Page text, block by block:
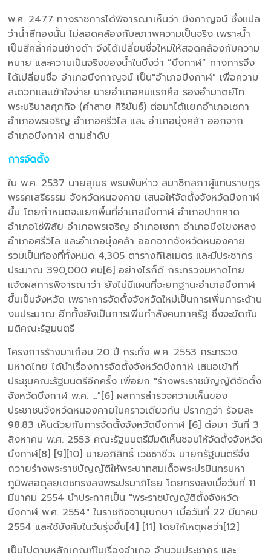
พ.ศ. 2477 ทางราชการได้พิจารณาเห็นว่า บึงกาญจน์ ซึ่งแปล
ว่าน้ำสีทองนั้น ไม่สอดคล้องกับสภาพความเป็นจริง เพราะน้ำ
เป็นสีคล้ำค่อนข้างดำ จึงได้เปลี่ยนชื่อใหม่ให้สอดคล้องกับความ
หมาย และความเป็นจริงของน้ำในบึงว่า “บึงกาฬ” ทางการจึง
ได้เปลี่ยนชื่อ อำเภอบึงกาญจน์ เป็น"อำเภอบึงกาฬ" เพื่อความ
สะดวกและเข้าใจง่าย นายอำเภอคนแรกคือ รองอำมาตย์โท
พระบริบาลศุภกิจ (คำสาย ศิริขันธ์) ต่อมาได้แยกอำเภอเซกา
อำเภอพรเจริญ อำเภอศรีวิไล และ อำเภอบุ่งคล้า ออกจาก
อำเภอบึงกาฬ ตามลำดับ
การจัดตั้ง
ใน พ.ศ. 2537 นายสุเมธ พรมพันห่าว สมาชิกสภาผู้แทนราษฎร
พรรคเสรีธรรม จังหวัดหนองคาย เสนอให้จัดตั้งจังหวัดบึงกาฬ
ขึ้น โดยกำหนดจะแยกพื้นที่อำเภอบึงกาฬ อำเภอปากคาด
อำเภอโซ่พิสัย อำเภอพรเจริญ อำเภอเซกา อำเภอบึงโขงหลง
อำเภอศรีวิไล และอำเภอบุ่งคล้า ออกจากจังหวัดหนองคาย
รวมเป็นท้องที่ทั้งหมด 4,305 ตารางกิโลเมตร และมีประชากร
ประมาณ 390,000 คน[6] อย่างไรก็ดี กระทรวงมหาดไทย
แจ้งผลการพิจารณาว่า ยังไม่มีแผนที่จะยกฐานะอำเภอบึงกาฬ
ขึ้นเป็นจังหวัด เพราะการจัดตั้งจังหวัดใหม่เป็นการเพิ่มภาระด้าน
งบประมาณ อีกทั้งยังเป็นการเพิ่มกำลังคนภาครัฐ ซึ่งจะขัดกับ
มติคณะรัฐมนตรี
โครงการร้างมาเกือบ 20 ปี กระทั่ง พ.ศ. 2553 กระทรวง
มหาดไทย ได้นำเรื่องการจัดตั้งจังหวัดบึงกาฬ เสนอเข้าที่
ประชุมคณะรัฐมนตรีอีกครั้ง เพื่อยก "ร่างพระราชบัญญัติจัดตั้ง
จังหวัดบึงกาฬ พ.ศ. ..."[6] ผลการสำรวจความเห็นของ
ประชาชนจังหวัดหนองคายในคราวเดียวกัน ปรากฏว่า ร้อยละ
98.83 เห็นด้วยกับการจัดตั้งจังหวัดบึงกาฬ [6] ต่อมา วันที่ 3
สิงหาคม พ.ศ. 2553 คณะรัฐมนตรีมีมติเห็นชอบให้จัดตั้งจังหวัด
บึงกาฬ[8] [9][10] นายอภิสิทธิ์ เวชชาชีวะ นายกรัฐมนตรีจึง
ถวายร่างพระราชบัญญัติให้พระบาทสมเด็จพระปรมินทรมหา
ภูมิพลอดุลยเดชทรงลงพระปรมาภิไธย โดยทรงลงเมื่อวันที่ 11
มีนาคม 2554 นำประกาศเป็น "พระราชบัญญัติตั้งจังหวัด
บึงกาฬ พ.ศ. 2554" ในราชกิจจานุเบกษา เมื่อวันที่ 22 มีนาคม
2554 และใช้บังคับในวันรุ่งขึ้น[4] [11] โดยให้เหตุผลว่า[12]